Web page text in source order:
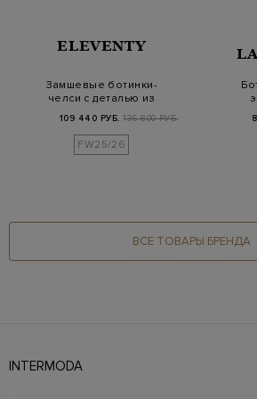
ELEVENTY
Замшевые ботинки-
челси с деталью из
109 440 РУБ. 136 800 РУБ.
FW25/26
ВСЕ ТОВАРЫ БРЕНДА
INTERMODA